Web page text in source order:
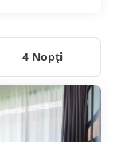
4 Nopţi